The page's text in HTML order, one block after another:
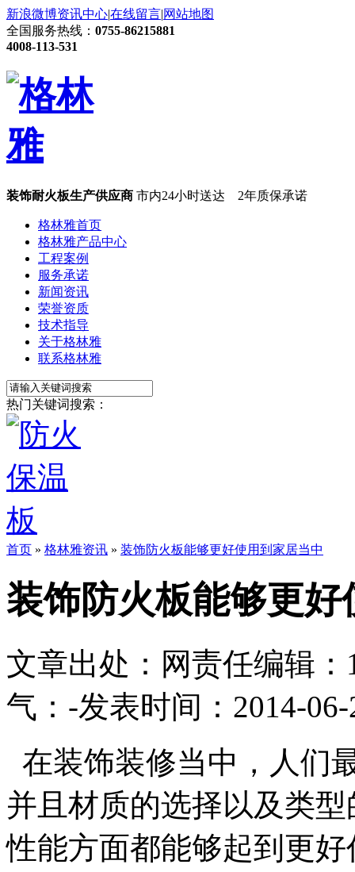
新浪微博资讯中心|在线留言|网站地图
全国服务热线： 0755-86215881
4008-113-531
装饰耐火板生产供应商 市内24小时送达 2年质保承诺
格林雅首页
格林雅产品中心
工程案例
服务承诺
新闻资讯
荣誉资质
技术指导
关于格林雅
联系格林雅
热门关键词搜索：
首页 » 格林雅资讯 » 装饰防火板能够更好使用到家居当中
装饰防火板能够更
文章出处： 网责任编辑：
气： -发表时间：2014-
在装饰装修当中，人们
并且材质的选择以及类
性能方面都能够起到更